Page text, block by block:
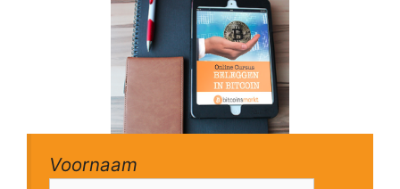
Voornaam